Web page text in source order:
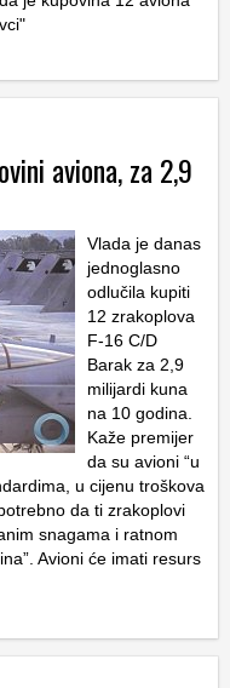
aviona, za 2,9
Vlada je danas
jednoglasno
odlučila kupiti
12 zrakoplova
F-16 C/D
Barak za 2,9
milijardi kuna
na 10 godina.
Kaže premijer
da su avioni “u
u cijenu troškova
da ti zrakoplovi
snagama i ratnom
Avioni će imati resurs